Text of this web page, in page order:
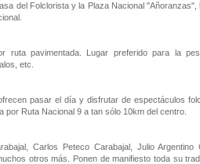
del Folclorista y la Plaza Nacional "Añoranzas",
ruta pavimentada. Lugar preferido para la
etc.
pasar el día y disfrutar de espectáculos
Ruta Nacional 9 a tan sólo 10km del centro.
Carlos Peteco Carabajal, Julio Argentino
otros más. Ponen de manifiesto toda su